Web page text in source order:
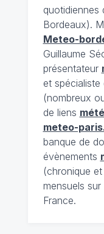
quotidiennes
Bordeaux).
Meteo-
Guillaume
présentateur
et spécialiste
(nombreux
de liens
meteo-
banque de
évènements
(chronique
mensuels
France.